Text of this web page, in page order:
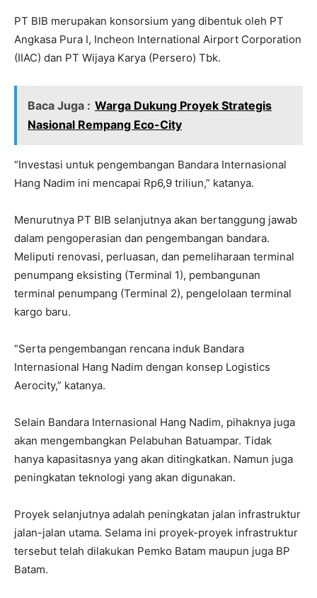
PT BIB merupakan konsorsium yang dibentuk oleh PT
Angkasa Pura I, Incheon International Airport Corporation
(IIAC) dan PT Wijaya Karya (Persero) Tbk.
Baca Juga : Warga Dukung Proyek Strategis
Nasional Rempang Eco-City
“Investasi untuk pengembangan Bandara Internasional
Hang Nadim ini mencapai Rp6,9 triliun,” katanya.
Menurutnya PT BIB selanjutnya akan bertanggung jawab
dalam pengoperasian dan pengembangan bandara.
Meliputi renovasi, perluasan, dan pemeliharaan terminal
penumpang eksisting (Terminal 1), pembangunan
terminal penumpang (Terminal 2), pengelolaan terminal
kargo baru.
“Serta pengembangan rencana induk Bandara
Internasional Hang Nadim dengan konsep Logistics
Aerocity,” katanya.
Selain Bandara Internasional Hang Nadim, pihaknya juga
akan mengembangkan Pelabuhan Batuampar. Tidak
hanya kapasitasnya yang akan ditingkatkan. Namun juga
peningkatan teknologi yang akan digunakan.
Proyek selanjutnya adalah peningkatan jalan infrastruktur
jalan-jalan utama. Selama ini proyek-proyek infrastruktur
tersebut telah dilakukan Pemko Batam maupun juga BP
Batam.